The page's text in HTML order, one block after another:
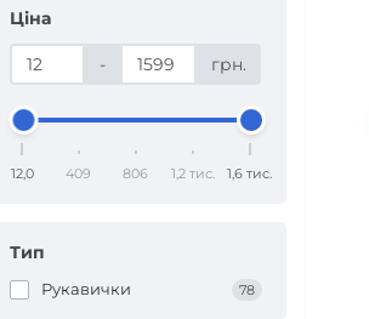
Ціна
- грн.
12,0 409 806 1,2 тис. 1,6 тис.
Тип
Рукавички 78